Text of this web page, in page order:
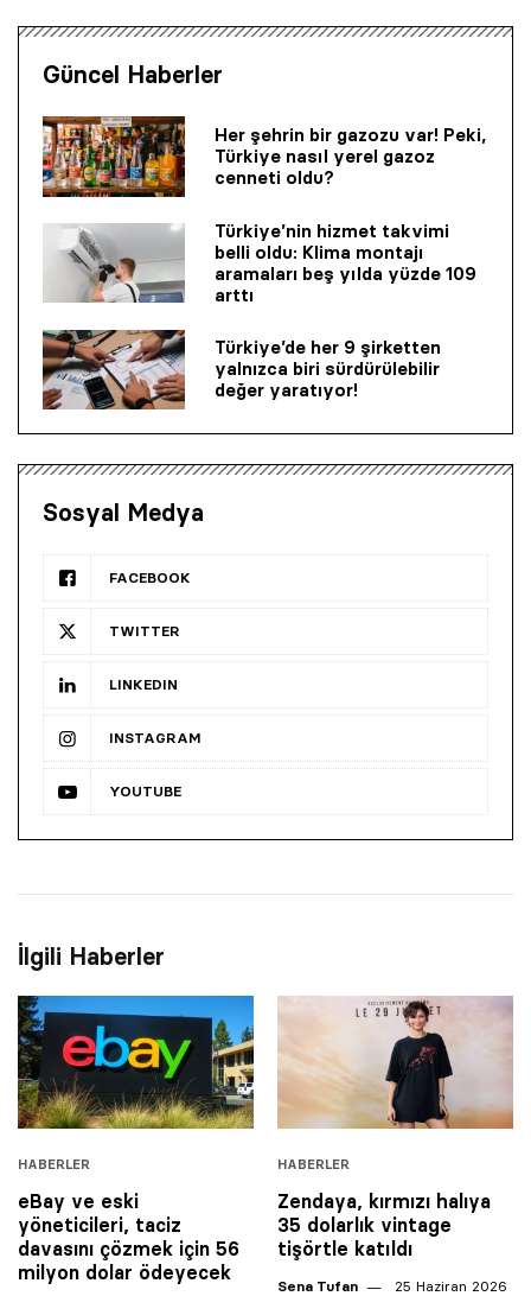
Güncel Haberler
Her şehrin bir gazozu var! Peki,
Türkiye nasıl yerel gazoz
cenneti oldu?
Türkiye’nin hizmet takvimi
belli oldu: Klima montajı
aramaları beş yılda yüzde 109
arttı
Türkiye’de her 9 şirketten
yalnızca biri sürdürülebilir
değer yaratıyor!
Sosyal Medya
FACEBOOK
TWITTER
LINKEDIN
INSTAGRAM
YOUTUBE
İlgili Haberler
HABERLER
eBay ve eski
yöneticileri, taciz
davasını çözmek için 56
milyon dolar ödeyecek
HABERLER
Zendaya, kırmızı halıya
35 dolarlık vintage
tişörtle katıldı
Sena Tufan 25 Haziran 2026